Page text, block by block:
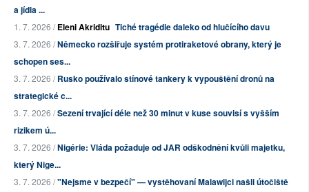
a jídla ...
1. 7. 2026 /Eleni Akriditu Tiché tragédie daleko od hlučícího davu
3. 7. 2026 /Německo rozšiřuje systém protiraketové obrany, který je
schopen ses...
3. 7. 2026 /Rusko používalo stínové tankery k vypouštění dronů na
strategické c...
3. 7. 2026 /Sezení trvající déle než 30 minut v kuse souvisí s vyšším
rizikem ú...
3. 7. 2026 /Nigérie: Vláda požaduje od JAR odškodnění kvůli majetku,
který Nige...
3. 7. 2026 /"Nejsme v bezpečí" — vystěhovaní Malawijci našli útočiště